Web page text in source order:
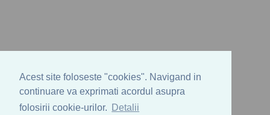
Acest site foloseste "cookies". Navigand in
continuare va exprimati acordul asupra
folosirii cookie-urilor.
Detalii